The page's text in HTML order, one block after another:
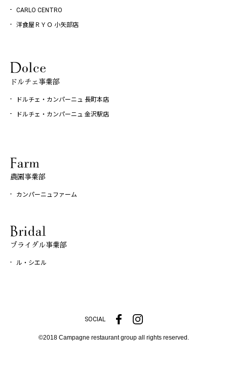
CARLO CENTRO
洋食屋ＲＹＯ 小矢部店
ドルチェ事業部
ドルチェ・カンパーニュ 長町本店
ドルチェ・カンパーニュ 金沢駅店
農園事業部
カンパーニュファーム
ブライダル事業部
ル・シエル
SOCIAL
©2018 Campagne restaurant group all rights reserved.